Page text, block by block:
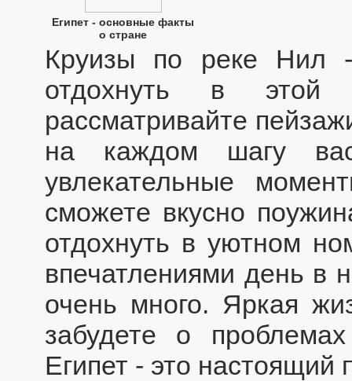
Египет - основные факты
о стране
Круизы по реке Нил
отдохнуть в этой
рассматривайте
на каждом шагу
увлекательные
сможете вкусно
отдохнуть в уютном
впечатлениями день в
очень много. Яркая
забудете о
Египет - это настоящий